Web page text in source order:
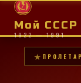
Мой СССР
1922 — 1991